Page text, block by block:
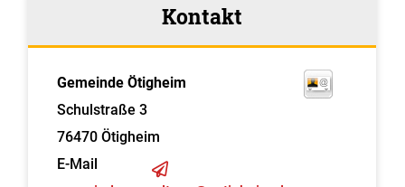
Kontakt
Gemeinde Ötigheim
Schulstraße 3
76470 Ötigheim
E-Mail